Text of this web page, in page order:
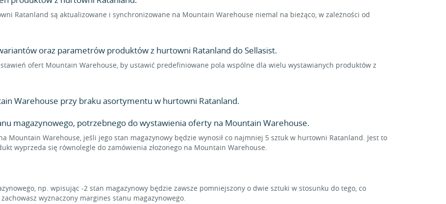
Ratanland są aktualizowane i synchronizowane na Mountain Warehouse niemal na bieżąco, w zależności od
oraz parametrów produktów z hurtowni Ratanland do Sellasist.
ofert Mountain Warehouse, by ustawić predefiniowane pola wspólne dla wielu wystawianych produktów z
Warehouse przy braku asortymentu w hurtowni Ratanland.
magazynowego, potrzebnego do wystawienia oferty na Mountain Warehouse.
Mountain Warehouse, jeśli jego stan magazynowy będzie wynosił co najmniej 5 sztuk w hurtowni Ratanland. Jest to
wyprzeda się równolegle do zamówienia złożonego na Mountain Warehouse.
np. wpisując -2 stan magazynowy będzie zawsze pomniejszony o dwie sztuki w stosunku do tego, co
wyznaczony margines stanu magazynowego.